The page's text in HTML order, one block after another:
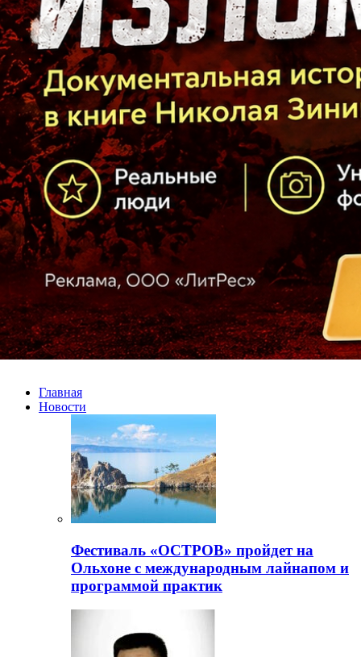
Главная
Новости
Фестиваль «ОСТРОВ» пройдет на
Ольхоне с международным лайнапом и
программой практик